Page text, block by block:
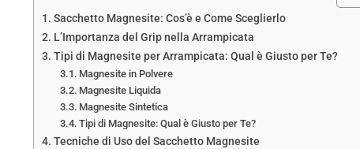
Sacchetto Magnesite: Cos’è e Come Sceglierlo
L’Importanza del Grip nella Arrampicata
Tipi di Magnesite per Arrampicata: Qual è Giusto per Te?
Magnesite in Polvere
Magnesite Liquida
Magnesite Sintetica
Tipi di Magnesite: Qual è Giusto per Te?
Tecniche di Uso del Sacchetto Magnesite